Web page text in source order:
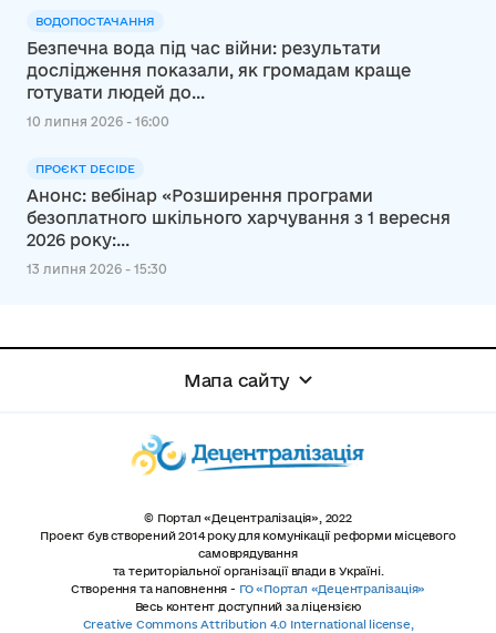
ВОДОПОСТАЧАННЯ
Безпечна вода під час війни: результати
дослідження показали, як громадам краще
готувати людей до...
10 липня 2026 - 16:00
ПРОЄКТ DECIDE
Анонс: вебінар «Розширення програми
безоплатного шкільного харчування з 1 вересня
2026 року:...
13 липня 2026 - 15:30
Мапа сайту
© Портал «Децентралізація», 2022
Проект був створений 2014 року для комунікації реформи місцевого
самоврядування
та територіальної організації влади в Україні.
Створення та наповнення - ГО «Портал «Децентралізація»
Весь контент доступний за ліцензією
Creative Commons Attribution 4.0 International license,